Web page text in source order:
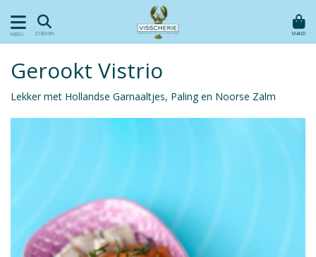
MENU ZOEKEN MAND
Gerookt Vistrio
Lekker met Hollandse Garnaaltjes, Paling en Noorse Zalm